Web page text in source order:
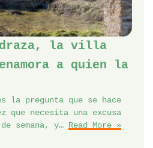
la villa
a quien la
la pregunta que se hace
que necesita una excusa
semana, y… Read More »